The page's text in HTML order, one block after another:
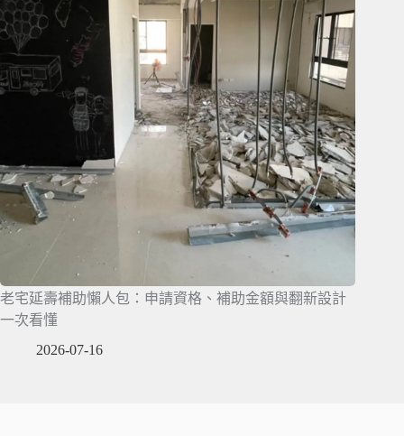
老宅延壽補助懶人包：申請資格、補助金額與翻新設計
一次看懂
2026-07-16